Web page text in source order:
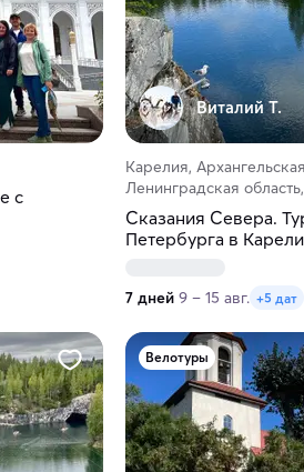
с
Виталий Т.
Карелия,
Ленинградская
Сказания Севера.
Петербурга в
7 дней 9 – 15 авг. +5 дат
Велотуры